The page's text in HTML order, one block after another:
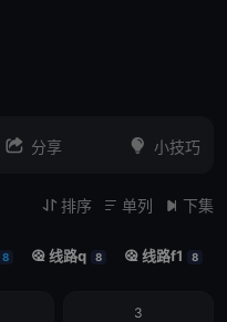
 分享  小技巧
 排序  单列  下集
8 线路q 8 线路f1 8
3